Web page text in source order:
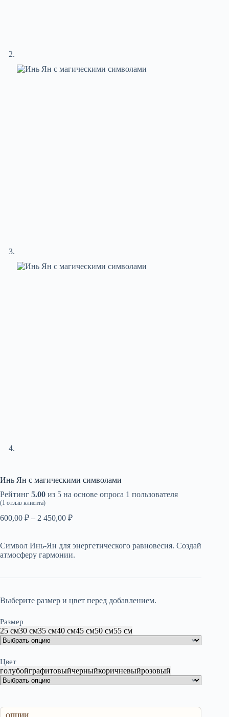
Инь Ян с магическими символами
Рейтинг 5.00 из 5 на основе опроса 1 пользователя
(1 отзыв клиента)
600,00 ₽ – 2 450,00 ₽Диапазон
–
2
Символ Инь-Ян для энергетического равновесия. Создай
атмосферу гармонии.
Выберите размер и цвет перед добавлением.
Размер
25 см30 см35 см40 см45 см50 см55 см
Цвет
голубойграфитовыйчерныйкоричневыйрозовый